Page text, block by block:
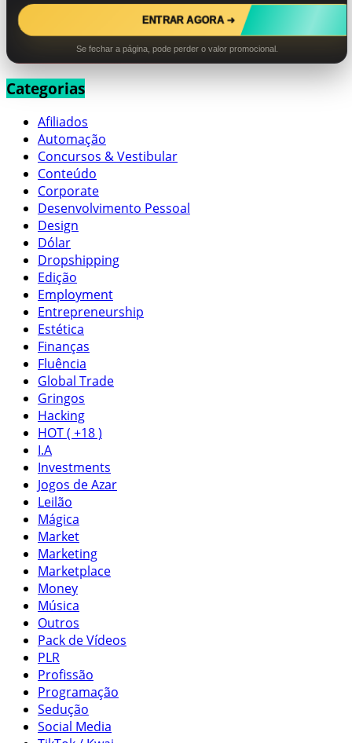
ENTRAR AGORA ➜
Se fechar a página, pode perder o valor promocional.
Categorias
Afiliados
Automação
Concursos & Vestibular
Conteúdo
Corporate
Desenvolvimento Pessoal
Design
Dólar
Dropshipping
Edição
Employment
Entrepreneurship
Estética
Finanças
Fluência
Global Trade
Gringos
Hacking
HOT ( +18 )
I.A
Investments
Jogos de Azar
Leilão
Mágica
Market
Marketing
Marketplace
Money
Música
Outros
Pack de Vídeos
PLR
Profissão
Programação
Sedução
Social Media